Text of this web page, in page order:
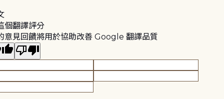
個翻譯評分
意見回饋將用於協助改善 Google 翻譯品質